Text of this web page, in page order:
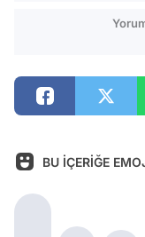
BU İÇERİĞE